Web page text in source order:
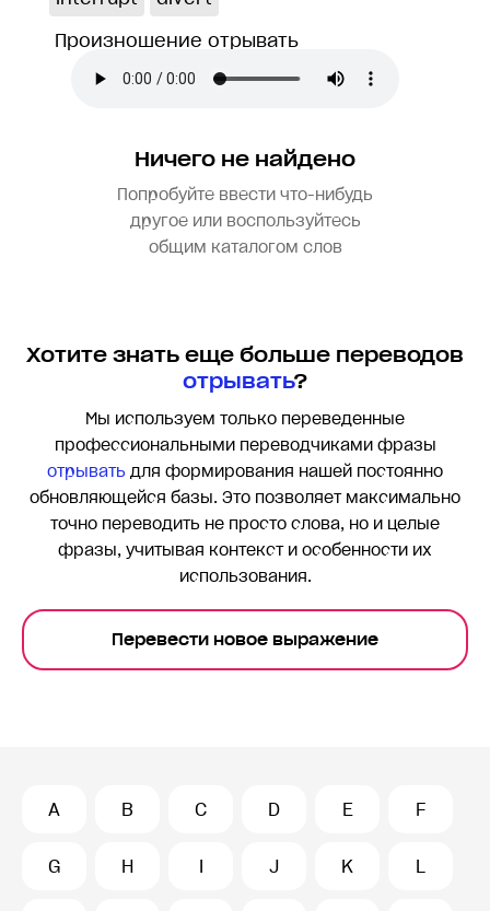
Произношение отрывать
Ничего не найдено
Попробуйте ввести что-нибудь
другое или воспользуйтесь
общим каталогом слов
Хотите знать еще больше переводов
отрывать?
Мы используем только переведенные
профессиональными переводчиками фразы
отрывать для формирования нашей постоянно
обновляющейся базы. Это позволяет максимально
точно переводить не просто слова, но и целые
фразы, учитывая контекст и особенности их
использования.
Перевести новое выражение
A B C D E F
G H I J K L